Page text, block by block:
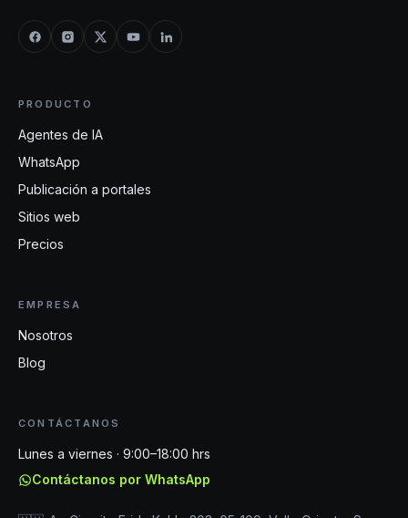
PRODUCTO
Agentes de IA
WhatsApp
Publicación a portales
Sitios web
Precios
EMPRESA
Nosotros
Blog
CONTÁCTANOS
Lunes a viernes · 9:00–18:00 hrs
Contáctanos por WhatsApp